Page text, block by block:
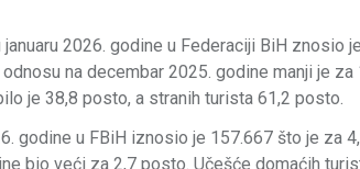
2026. godine u Federaciji BiH znosio
na decembar 2025. godine manji je
je 38,8 posto, a stranih turista 61,2 posto.
godine u FBiH iznosio je 157.667 što je za
bio veći za 2,7 posto. Učešće domaćih